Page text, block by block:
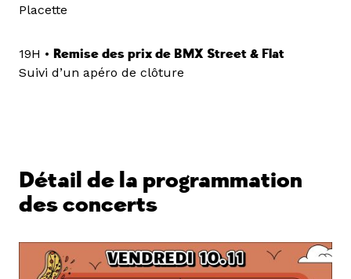
Placette
19H • Remise des prix de BMX Street & Flat
Suivi d’un apéro de clôture
Détail de la programmation
des concerts